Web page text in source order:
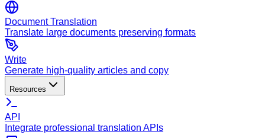
Document Translation
Translate large documents preserving formats
Write
Generate high-quality articles and copy
Resources
API
Integrate professional translation APIs